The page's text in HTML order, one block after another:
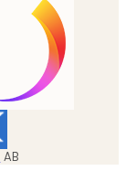
AB